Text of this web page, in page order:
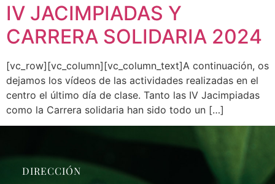
IV JACIMPIADAS Y
CARRERA SOLIDARIA 2024
[vc_row][vc_column][vc_column_text]A continuación, os
dejamos los vídeos de las actividades realizadas en el
centro el último día de clase. Tanto las IV Jacimpiadas
como la Carrera solidaria han sido todo un […]
DIRECCIÓN